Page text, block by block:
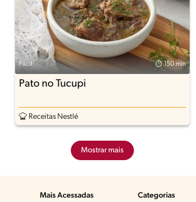
Fácil 150 min
Pato no Tucupi
Receitas Nestlé
Mostrar mais
Mais Acessadas Categorias